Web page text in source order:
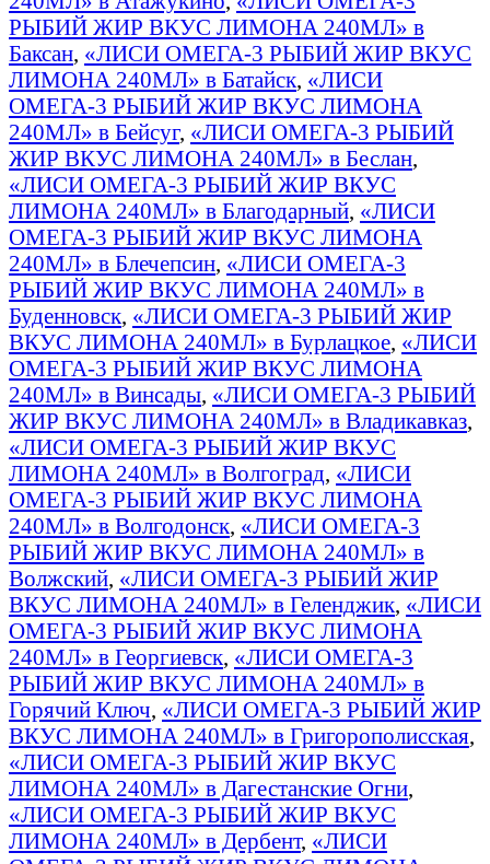
РЫБИЙ ЖИР ВКУС ЛИМОНА 240МЛ» в
Баксан, «ЛИСИ ОМЕГА-3 РЫБИЙ ЖИР ВКУС
ЛИМОНА 240МЛ» в Батайск, «ЛИСИ
ОМЕГА-3 РЫБИЙ ЖИР ВКУС ЛИМОНА
240МЛ» в Бейсуг, «ЛИСИ ОМЕГА-3 РЫБИЙ
ЖИР ВКУС ЛИМОНА 240МЛ» в Беслан,
«ЛИСИ ОМЕГА-3 РЫБИЙ ЖИР ВКУС
ЛИМОНА 240МЛ» в Благодарный, «ЛИСИ
ОМЕГА-3 РЫБИЙ ЖИР ВКУС ЛИМОНА
240МЛ» в Блечепсин, «ЛИСИ ОМЕГА-3
РЫБИЙ ЖИР ВКУС ЛИМОНА 240МЛ» в
Буденновск, «ЛИСИ ОМЕГА-3 РЫБИЙ ЖИР
ВКУС ЛИМОНА 240МЛ» в Бурлацкое, «ЛИСИ
ОМЕГА-3 РЫБИЙ ЖИР ВКУС ЛИМОНА
240МЛ» в Винсады, «ЛИСИ ОМЕГА-3 РЫБИЙ
ЖИР ВКУС ЛИМОНА 240МЛ» в Владикавказ,
«ЛИСИ ОМЕГА-3 РЫБИЙ ЖИР ВКУС
ЛИМОНА 240МЛ» в Волгоград, «ЛИСИ
ОМЕГА-3 РЫБИЙ ЖИР ВКУС ЛИМОНА
240МЛ» в Волгодонск, «ЛИСИ ОМЕГА-3
РЫБИЙ ЖИР ВКУС ЛИМОНА 240МЛ» в
Волжский, «ЛИСИ ОМЕГА-3 РЫБИЙ ЖИР
ВКУС ЛИМОНА 240МЛ» в Геленджик, «ЛИСИ
ОМЕГА-3 РЫБИЙ ЖИР ВКУС ЛИМОНА
240МЛ» в Георгиевск, «ЛИСИ ОМЕГА-3
РЫБИЙ ЖИР ВКУС ЛИМОНА 240МЛ» в
Горячий Ключ, «ЛИСИ ОМЕГА-3 РЫБИЙ ЖИР
ВКУС ЛИМОНА 240МЛ» в Григорополисская,
«ЛИСИ ОМЕГА-3 РЫБИЙ ЖИР ВКУС
ЛИМОНА 240МЛ» в Дагестанские Огни,
«ЛИСИ ОМЕГА-3 РЫБИЙ ЖИР ВКУС
ЛИМОНА 240МЛ» в Дербент, «ЛИСИ